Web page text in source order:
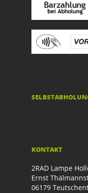
KONTAKT
2RAD Lampe
Ernst
06179